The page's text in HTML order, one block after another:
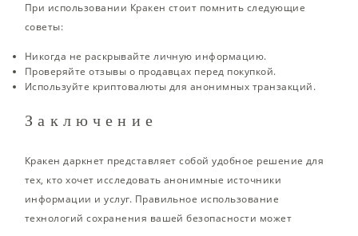
При использовании Кракен стоит помнить следующие
советы:
Никогда не раскрывайте личную информацию.
Проверяйте отзывы о продавцах перед покупкой.
Используйте криптовалюты для анонимных транзакций.
Заключение
Кракен даркнет представляет собой удобное решение для
тех, кто хочет исследовать анонимные источники
информации и услуг. Правильное использование
технологий сохранения вашей безопасности может